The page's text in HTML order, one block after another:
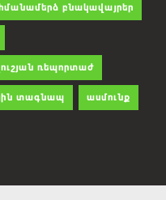
բնակավայրեր
ռեպորտաժ
տագնապ ասմունք